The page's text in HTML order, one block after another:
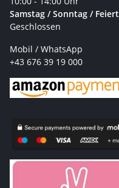
Samstag / Sonntag /
Geschlossen
Mobil / WhatsApp
+43 676 39 19 000